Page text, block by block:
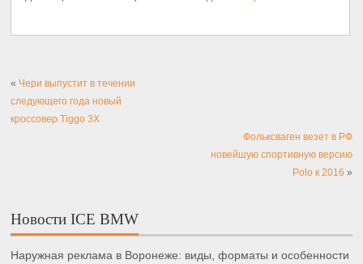
« Чери выпустит в течении
следующего года новый
кроссовер Tiggo 3X
Фольксваген везет в РФ
новейшую спортивную версию
Polo к 2016 »
Новости ICE BMW
Наружная реклама в Воронеже: виды, форматы и особенности